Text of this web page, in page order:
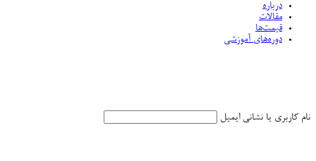
درباره
مقالات
قیمت‌ها
دوره‌های آموزشی
نام کاربری یا نشانی ایمیل